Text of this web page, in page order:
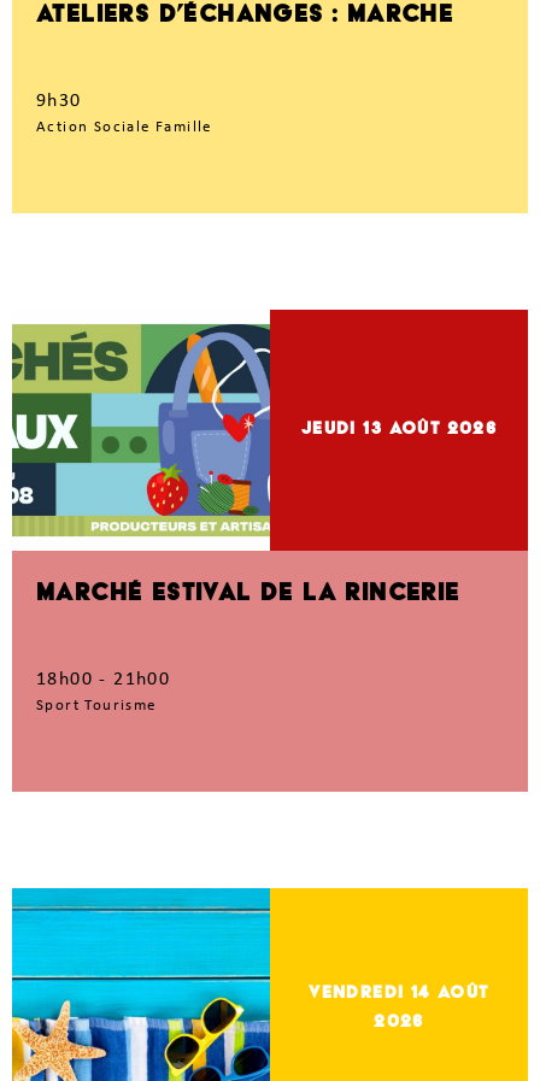
ATELIERS D’ÉCHANGES : MARCHE
9h30
Action Sociale Famille
jeudi 13 Août 2026
MARCHÉ ESTIVAL DE LA RINCERIE
18h00 - 21h00
Sport Tourisme
vendredi 14Août
2026